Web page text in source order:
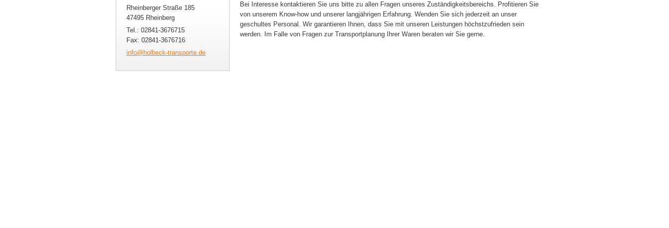
Bei Interesse kontaktieren Sie uns bitte zu allen Fragen unseres Zuständigkeitsbereichs. Profitieren Sie
von unserem Know-how und unserer langjährigen Erfahrung. Wenden Sie sich jederzeit an unser
geschultes Personal. Wir garantieren Ihnen, dass Sie mit unseren Leistungen höchstzufrieden sein
werden. Im Falle von Fragen zur Transportplanung Ihrer Waren beraten wir Sie gerne.
Rheinberger Straße 185
47495 Rheinberg
Tel.: 02841-3676715
Fax: 02841-3676716
info@hol beck-transporte.de